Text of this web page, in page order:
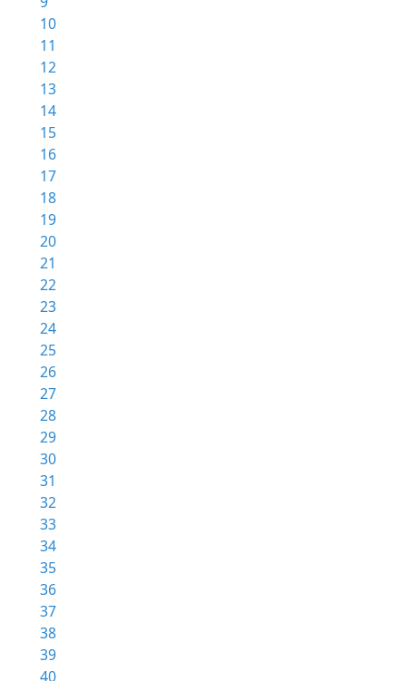
10
11
12
13
14
15
16
17
18
19
20
21
22
23
24
25
26
27
28
29
30
31
32
33
34
35
36
37
38
39
40